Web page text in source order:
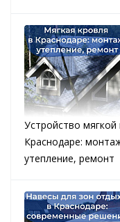
Устройство мягкой
Краснодаре:
утепление, ремонт